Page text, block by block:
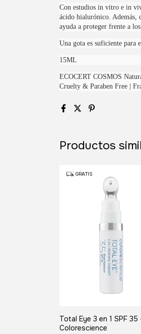
Con estudios in vitro e in
ácido hialurónico. Además,
ayuda a proteger frente a
Una gota es suficiente para
15ML
ECOCERT COSMOS
Cruelty & Paraben Free |
Productos
GRATIS
Total Eye 3 en 1 SPF 35
Colorescience